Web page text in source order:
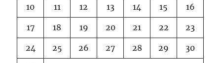
10 11 12 13 14 15 16
17 18 19 20 21 22 23
24 25 26 27 28 29 30